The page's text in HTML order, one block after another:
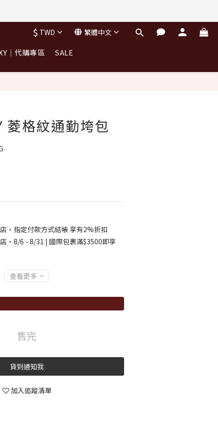
$ TWD 繁體中文
｜代購專區 SALE
菱格紋通勤垮包
，指定付款方式結帳 享有2%折扣
，8/6 - 8/31 | 國際包裹滿$3500即享
查看更多
售完
貨到通知我
加入追蹤清單